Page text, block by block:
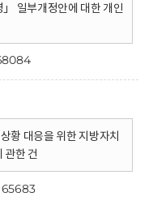
」 일부개정안에 대한 개인
황 대응을 위한 지방자치
관한 건
65683